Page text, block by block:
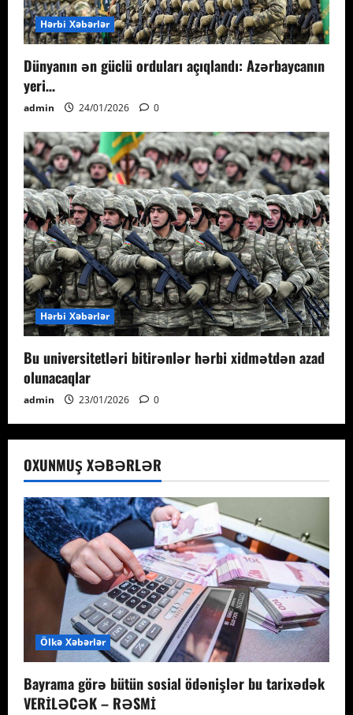
Hərbi Xəbərlər
Dünyanın ən güclü orduları açıqlandı: Azərbaycanın
yeri…
admin 24/01/2026 0
Hərbi Xəbərlər
Bu universitetləri bitirənlər hərbi xidmətdən azad
olunacaqlar
admin 23/01/2026 0
OXUNMUŞ XƏBƏRLƏR
Ölkə Xəbərlər
Bayrama görə bütün sosial ödənişlər bu tarixədək
VERİLƏCƏK – RƏSMİ